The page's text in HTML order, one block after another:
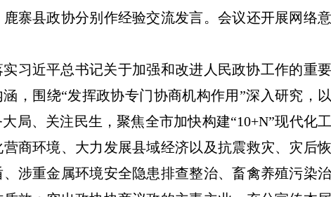
寨县政协分别作经验交流发言。会议还开展网络意
习近平总书记关于加强和改进人民政协工作的重要
，围绕“发挥政协专门协商机构作用”深入研究，以
局、关注民生，聚焦全市加快构建“10+N”现代化工
商环境、大力发展县域经济以及抗震救灾、灾后恢
涉重金属环境安全隐患排查整治、畜禽养殖污染治